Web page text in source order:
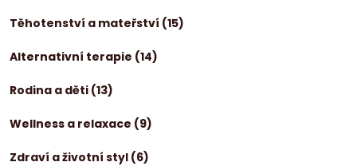
Těhotenství a mateřství (15)
Alternativní terapie (14)
Rodina a děti (13)
Wellness a relaxace (9)
Zdraví a životní styl (6)